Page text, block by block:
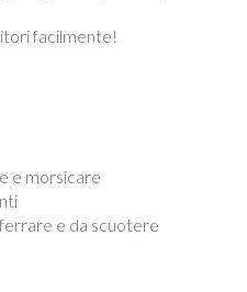
facilmente!
e morsicare
e da scuotere